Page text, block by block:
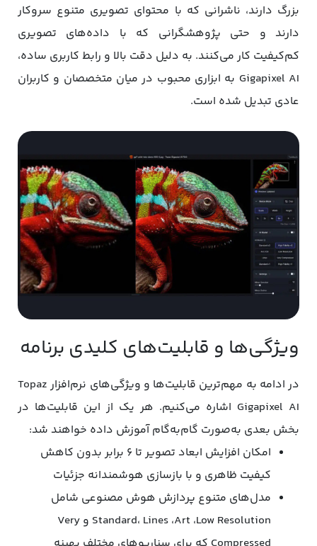
بزرگ دارند، ناشرانی که با محتوای تصویری متنوع سروکار
دارند و حتی پژوهشگرانی که با داده‌های تصویری
کم‌کیفیت کار می‌کنند. به‌ دلیل دقت بالا و رابط کاربری ساده،
Gigapixel AI به ابزاری محبوب در میان متخصصان و کاربران
عادی تبدیل شده است.
ویژگی‌ها و قابلیت‌های کلیدی برنامه
در ادامه به مهم‌ترین قابلیت‌ها و ویژگی‌های نرم‌افزار Topaz
Gigapixel AI اشاره می‌کنیم. هر یک از این قابلیت‌ها در
بخش بعدی به‌صورت گام‌به‌گام آموزش داده خواهند شد:
امکان افزایش ابعاد تصویر تا ۶ برابر بدون کاهش
کیفیت ظاهری و با بازسازی هوشمندانه جزئیات
مدل‌های متنوع پردازش هوش مصنوعی شامل
Standard، Lines ،Art ،Low Resolution و Very